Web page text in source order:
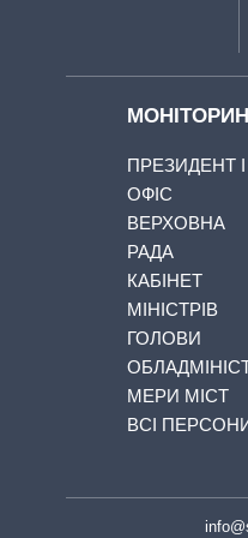
ПРЕЗИДЕНТ І
ОФІС
ВЕРХОВНА
РАДА
КАБІНЕТ
МІНІСТРІВ
ГОЛОВИ
МЕРИ МІСТ
ВСІ